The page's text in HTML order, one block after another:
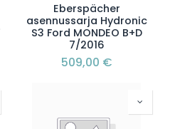
Eberspächer
asennussarja Hydronic
S3 Ford MONDEO B+D
7/2016
509,00 €